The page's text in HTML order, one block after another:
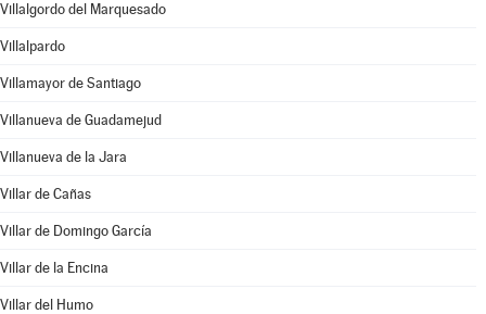
Villalgordo del Marquesado
Villalpardo
Villamayor de Santiago
Villanueva de Guadamejud
Villanueva de la Jara
Villar de Cañas
Villar de Domingo García
Villar de la Encina
Villar del Humo